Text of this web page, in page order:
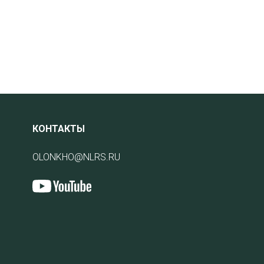
КОНТАКТЫ
OLONKHO@NLRS.RU